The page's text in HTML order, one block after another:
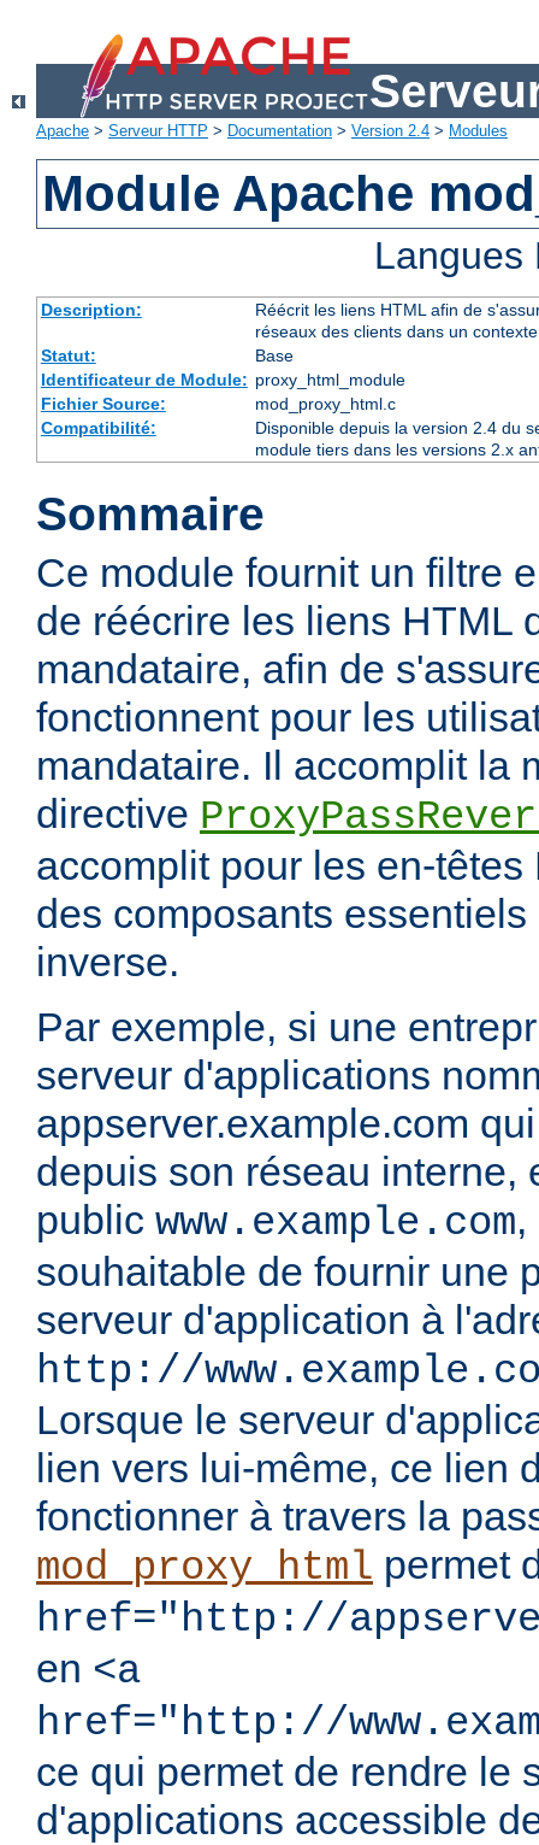
Apache > Serveur HTTP > Documentation > Version 2.4 > Modules
Module Apache
Description:
Réécrit les liens HTML afin de
réseaux des clients dans un
Statut:
Base
Identificateur de Module: proxy_html_module
Fichier Source:
mod_proxy_html.c
Compatibilité:
Disponible depuis la version 2.4 du
module tiers dans les versions 2.x
Sommaire
Ce module fournit un filtre
de réécrire les liens HTML
mandataire, afin de
fonctionnent pour les
mandataire. Il accomplit la
directive
accomplit pour les en-têtes
des composants
inverse.
Par exemple, si une
serveur d'applications
appserver.example.com
depuis son réseau interne,
public www.example.com
souhaitable de fournir une
serveur d'application à
http://
Lorsque le serveur
lien vers lui-même, ce lien
fonctionner à travers la
mod_proxy_html permet
href="http://
en <a
href="http://
ce qui permet de rendre le
d'applications accessible